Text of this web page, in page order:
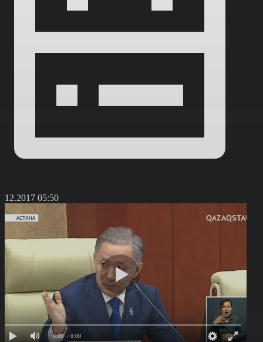
05:50
0:00 / 0:00